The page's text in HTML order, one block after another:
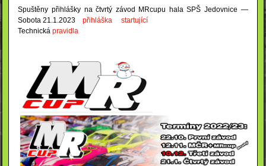
Spuštěny přihlášky na čtvrtý závod MRcupu hala SPŠ Jedovnice —
Sobota 21.1.2023přihláška
startující
Technickápravidla